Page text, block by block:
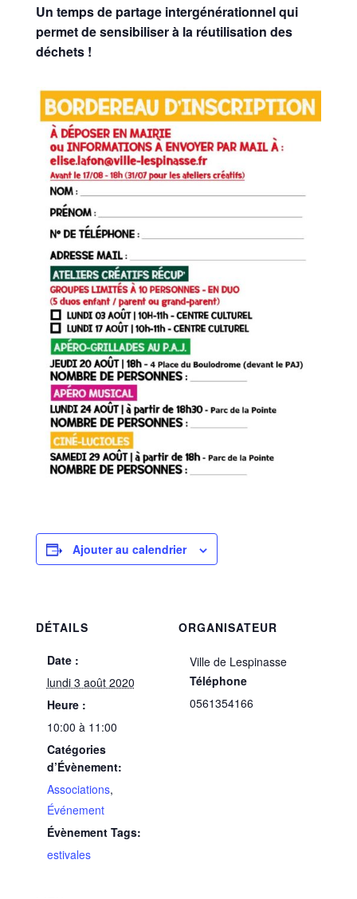
Un temps de partage intergénérationnel qui
permet de sensibiliser à la réutilisation des
déchets !
Ajouter au calendrier
DÉTAILS
Date :
lundi 3 août 2020
Heure :
10:00 à 11:00
Catégories
d’Évènement:
Associations,
Événement
Évènement Tags:
estivales
ORGANISATEUR
Ville de Lespinasse
Téléphone
0561354166